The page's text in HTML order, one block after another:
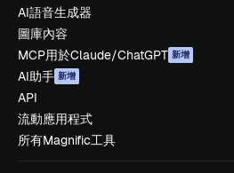
AI語音生成器
圖庫內容
MCP用於Claude/ChatGPT 新增
AI助手 新增
API
流動應用程式
所有Magnific工具